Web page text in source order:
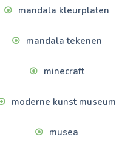
mandala kleurplaten
mandala tekenen
minecraft
moderne kunst museum
musea